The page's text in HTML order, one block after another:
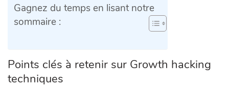
Gagnez du temps en lisant notre
sommaire :
Points clés à retenir sur Growth hacking
techniques